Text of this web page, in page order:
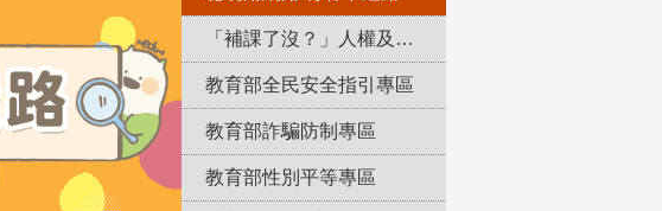
「補課了沒？」人權及轉型正義教育專區
教育部全民安全指引專區
教育部詐騙防制專區
教育部性別平等專區